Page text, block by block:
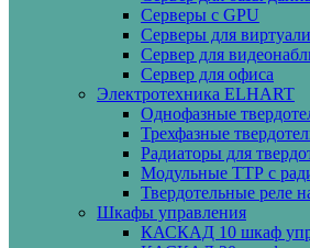
Серверы с GPU
Серверы для
Сервер для
Сервер для офиса
Электротехника ELHART
Однофазные
Трехфазные
Радиаторы для
Модульные ТТР с
Твердотельные реле
Шкафы управления
КАСКАД 10 шкаф